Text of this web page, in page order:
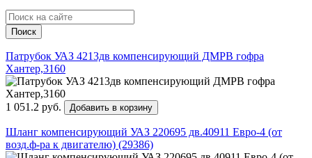
Поиск
Патрубок УАЗ 4213дв компенсирующий ДМРВ гофра
Хантер,3160
1 051.2 руб. Добавить в корзину
Шланг компенсирующий УАЗ 220695 дв.40911 Евро-4 (от
возд.ф-ра к двигателю) (29386)